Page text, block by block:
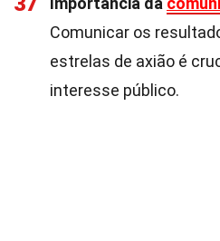
Comunicar os
estrelas de axião é
interesse público.